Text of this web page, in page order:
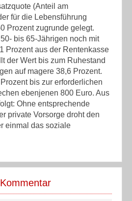
(Anteil am
für die Lebensführung
Prozent zugrunde gelegt.
bis 65-Jährigen noch mit
Prozent aus der Rentenkasse
der Wert bis zum Ruhestand
auf magere 38,6 Prozent.
bis zur erforderlichen
ebenjenen 800 Euro. Aus
Ohne entsprechende
private Vorsorge droht den
einmal das soziale